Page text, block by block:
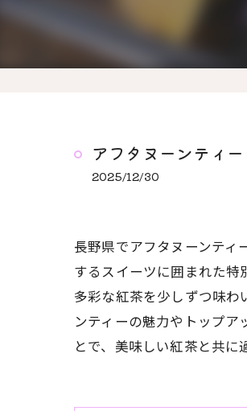
アフタヌーンティ
2025/12/30
長野県でアフタヌーンテ
するスイーツに囲まれた特
多彩な紅茶を少しずつ味
ンティーの魅力やトップ
とで、美味しい紅茶と共に